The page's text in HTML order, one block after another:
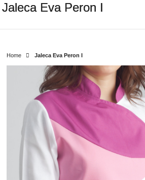
Home Jaleca Eva Peron I
Jaleca Eva Peron I